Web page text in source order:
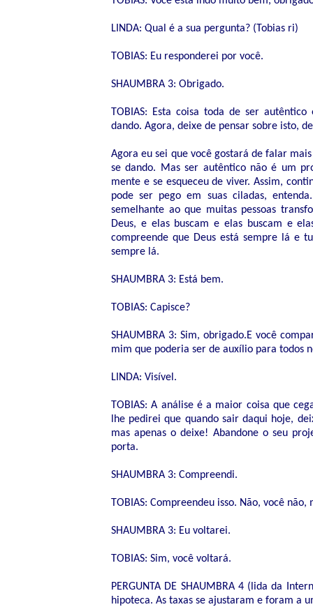
LINDA: Qual é a sua pergunta? (Tobias ri)
TOBIAS: Eu responderei por você.
SHAUMBRA 3: Obrigado.
TOBIAS: Esta coisa toda de ser
dando. Agora, deixe de pensar sobre isto,
Agora eu sei que você gostará de falar
se dando. Mas ser autêntico não é um
mente e se esqueceu de viver. Assim,
pode ser pego em suas ciladas,
semelhante ao que muitas pessoas
Deus, e elas buscam e elas buscam e
compreende que Deus está sempre lá e
sempre lá.
SHAUMBRA 3: Está bem.
TOBIAS: Capisce?
SHAUMBRA 3: Sim, obrigado.E você
mim que poderia ser de auxílio para todos
LINDA: Visível.
TOBIAS: A análise é a maior coisa que
lhe pedirei que quando sair daqui hoje,
mas apenas o deixe! Abandone o seu
porta.
SHAUMBRA 3: Compreendi.
TOBIAS: Compreendeu isso. Não, você
SHAUMBRA 3: Eu voltarei.
TOBIAS: Sim, você voltará.
PERGUNTA DE SHAUMBRA 4 (lida da
hipoteca. As taxas se ajustaram e foram a